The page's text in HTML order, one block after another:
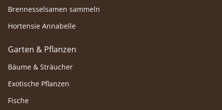
Brennesselsamen sammeln
Hortensie Annabelle
Garten & Pflanzen
Bäume & Sträucher
Exotische Pflanzen
Fische